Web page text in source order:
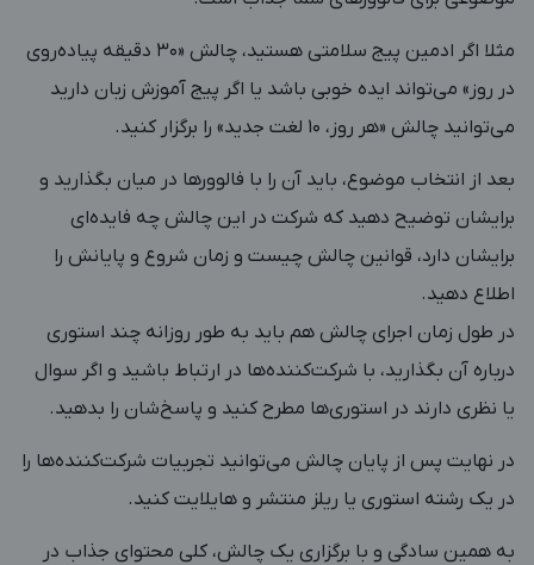
مثلا اگر ادمین پیج سلامتی هستید، چالش «۳۰ دقیقه پیاده‌روی
در روز» می‌تواند ایده خوبی باشد یا اگر پیج آموزش زبان دارید
می‌توانید چالش «هر روز، ۱۰ لغت جدید» را برگزار کنید.
بعد از انتخاب موضوع، باید آن را با فالوورها در میان بگذارید و
برایشان توضیح دهید که شرکت در این چالش چه فایده‌‌ای
برایشان دارد، قوانین چالش چیست و زمان شروع و پایانش را
اطلاع دهید.
در طول زمان اجرای چالش هم باید به طور روزانه چند استوری
درباره‌ آن بگذارید، با شرکت‌کننده‌ها در ارتباط باشید و اگر سوال
یا نظری دارند در استوری‌ها مطرح کنید و پاسخ‌شان را بدهید.
در نهایت پس از پایان چالش می‌توانید تجربیات شرکت‌کننده‌ها را
در یک رشته‌ استوری یا ریلز منتشر و هایلایت کنید.
به همین سادگی و با برگزاری یک چالش، کلی محتوای جذاب در